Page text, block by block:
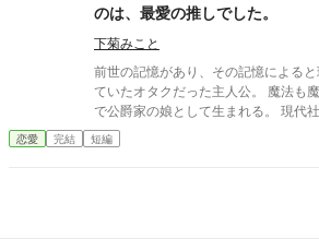
のは、最愛の推しでした。
下菊みこと
前世の記憶があり、その記憶による
ていたオタクだった主人公。 魔法も魔術も秘匿されていない世界
で公爵家の娘として生まれる。 現代社会の知識がある主人公は、
昔から神童と称えられ、18歳の誕生
る。 しかしこの世界の「美しい女性」の定義の真逆の見た目から
恋愛 完結 短編